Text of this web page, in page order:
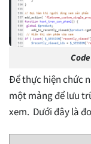
Để thực hiện chức
một mảng để lưu
xem. Dưới đây là